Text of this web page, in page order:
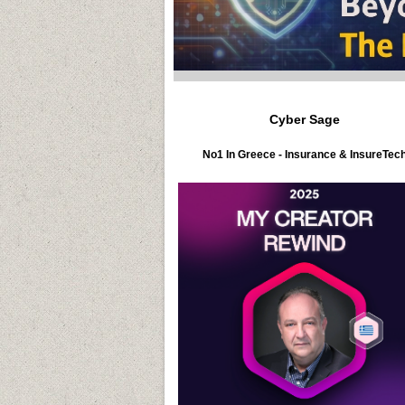
Cyber Sage
No1 In Greece - Insurance &